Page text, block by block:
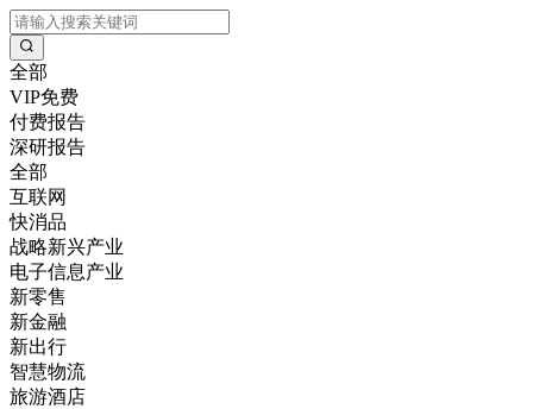
全部
VIP免费
付费报告
深研报告
全部
互联网
快消品
战略新兴产业
电子信息产业
新零售
新金融
新出行
智慧物流
旅游酒店